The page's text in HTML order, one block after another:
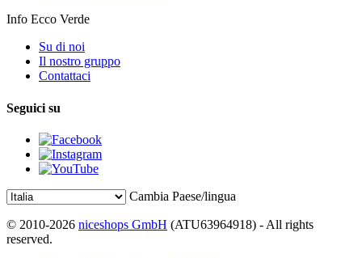
Info Ecco Verde
Su di noi
Il nostro gruppo
Contattaci
Seguici su
Cambia Paese/lingua
© 2010-2026 niceshops GmbH (ATU63964918) - All rights
reserved.